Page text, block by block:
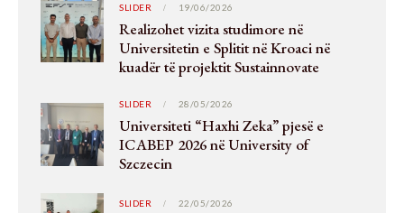
SLIDER
19/06/2026
Realizohet vizita studimore në
Universitetin e Splitit në Kroaci në
kuadër të projektit Sustainnovate
SLIDER 28/05/2026
Universiteti “Haxhi Zeka” pjesë e
ICABEP 2026 në University of
Szczecin
SLIDER 22/05/2026